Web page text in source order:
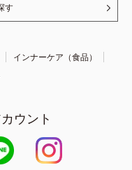
す
インナーケア（食品）
ウント